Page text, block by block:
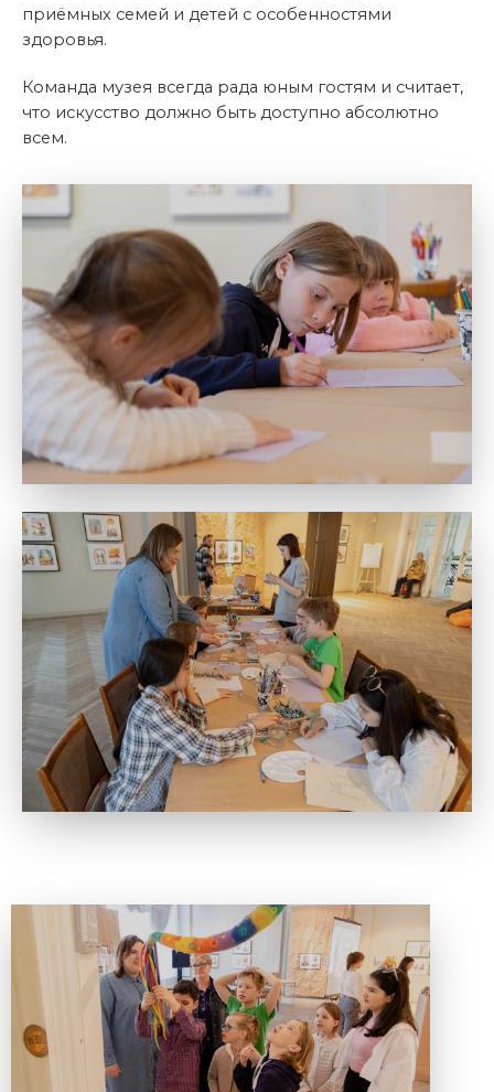
приёмных семей и детей с особенностями
здоровья.
Команда музея всегда рада юным гостям и считает,
что искусство должно быть доступно абсолютно
всем.